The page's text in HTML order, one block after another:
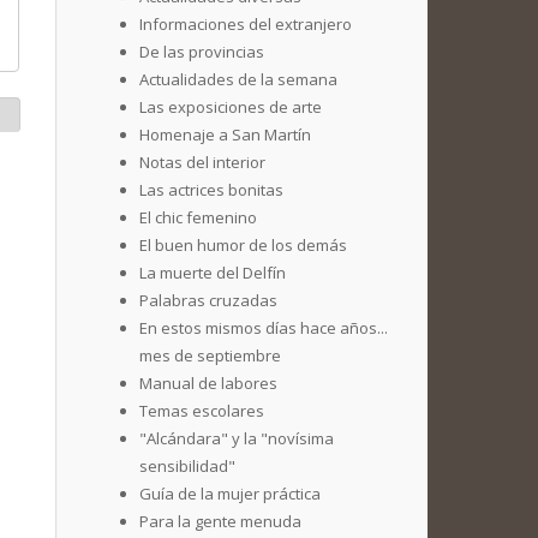
Informaciones del extranjero
De las provincias
Actualidades de la semana
Las exposiciones de arte
Homenaje a San Martín
Notas del interior
Las actrices bonitas
El chic femenino
El buen humor de los demás
La muerte del Delfín
Palabras cruzadas
En estos mismos días hace años...
mes de septiembre
Manual de labores
Temas escolares
"Alcándara" y la "novísima
sensibilidad"
Guía de la mujer práctica
Para la gente menuda